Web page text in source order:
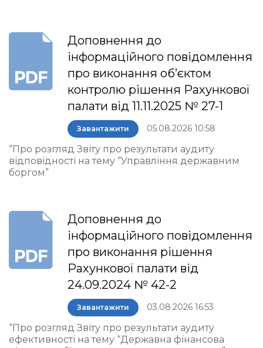
Доповнення до
інформаційного повідомлення
про виконання об’єктом
контролю рішення Рахункової
палати від 11.11.2025 № 27-1
Завантажити 05.08.2026 10:58
“Про розгляд Звіту про результати аудиту
відповідності на тему “Управління державним
боргом”
Доповнення до
інформаційного повідомлення
про виконання рішення
Рахункової палати від
24.09.2024 № 42-2
Завантажити 03.08.2026 16:53
“Про розгляд Звіту про результати аудиту
ефективності на тему “Державна фінансова